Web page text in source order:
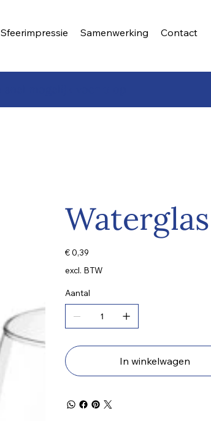
Sfeerimpressie Samenwerking Contact
Prijs
€ 0,39
excl. BTW
Aantal
In winkelwagen